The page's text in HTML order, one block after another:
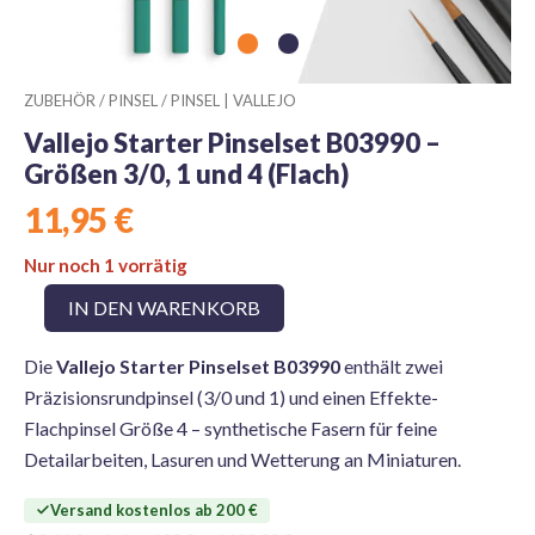
ZUBEHÖR /PINSEL /PINSEL | VALLEJO
Vallejo Starter Pinselset B03990 –
Größen 3/0, 1 und 4 (Flach)
11,95 €
Nur noch 1 vorrätig
Vallejo
Starter
B03990
–
3/0,
1
IN DEN WARENKORB
DieVallejo Starter Pinselset B03990enthält zwei
Präzisionsrundpinsel (3/0 und 1) und einen Effekte-
Flachpinsel Größe 4 – synthetische Fasern für feine
Detailarbeiten, Lasuren und Wetterung an Miniaturen.
Versand kostenlos ab 200 €